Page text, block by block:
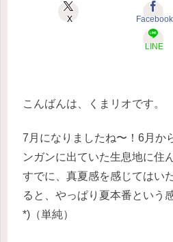
X Facebook
LINE
こんばんは、くまリオです。
7月になりましたね〜！6月か
ンガンに出ていた生息地に住
すでに、真夏感を感じてはい
ると、やっぱり夏本番という
*)（単純）